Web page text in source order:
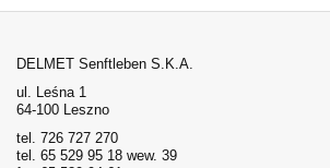
DELMET Senftleben S.K.A.
ul. Leśna 1
64-100 Leszno
tel. 726 727 270
tel. 65 529 95 18 wew. 39